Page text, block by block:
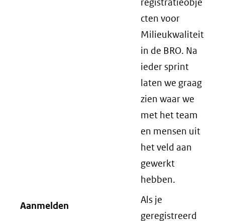
cten voor
Milieukwaliteit
in de BRO. Na
ieder sprint
laten we graag
zien waar we
met het team
en mensen uit
het veld aan
gewerkt
hebben.
Aanmelden
Als je
geregistreerd